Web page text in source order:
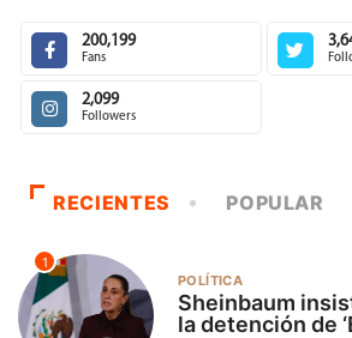
200,199
Fans
2,099
Followers
RECIENTES POPULAR
1
POLÍTICA
Sheinbaum
la detención de